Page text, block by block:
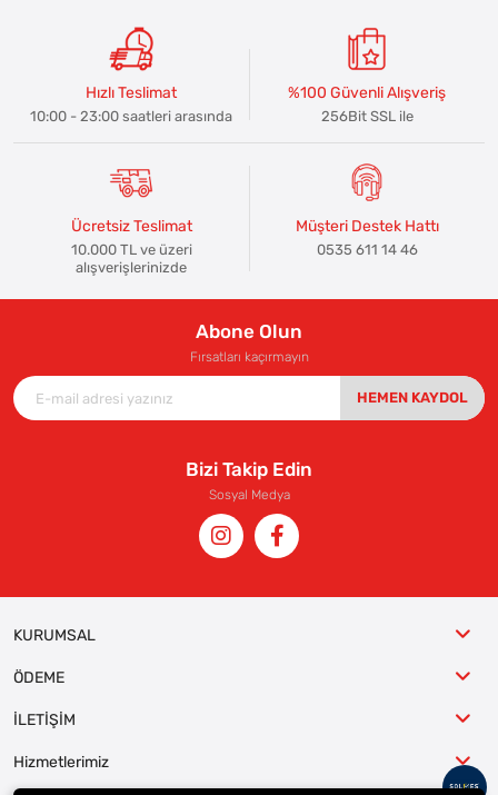
Hızlı Teslimat
10:00 - 23:00 saatleri arasında
%100 Güvenli Alışveriş
256Bit SSL ile
Ücretsiz Teslimat
10.000 TL ve üzeri
alışverişlerinizde
Müşteri Destek Hattı
0535 611 14 46
Abone Olun
Fırsatları kaçırmayın
HEMEN KAYDOL
Bizi Takip Edin
Sosyal Medya
KURUMSAL
ÖDEME
İLETİŞİM
Hizmetlerimiz